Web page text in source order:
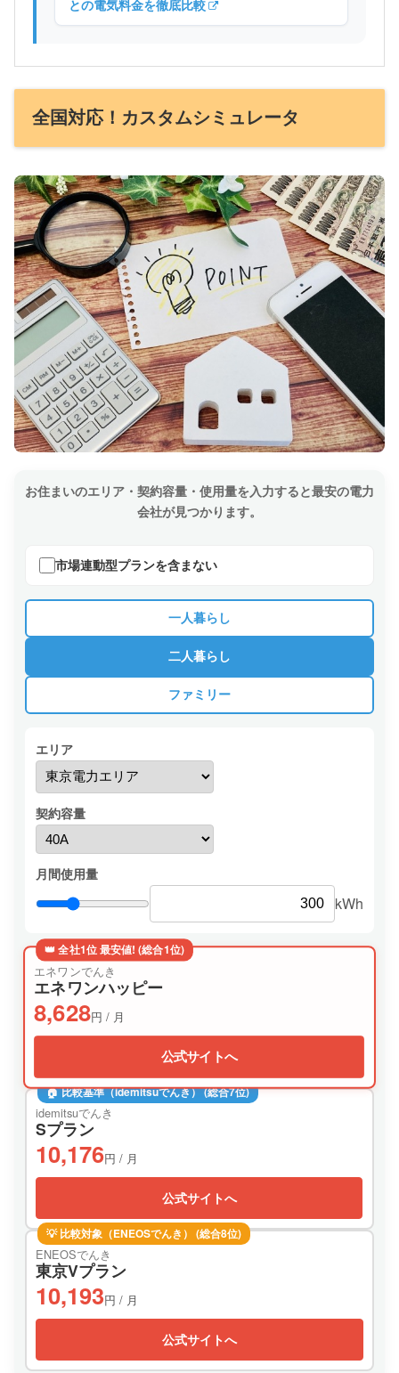
との電気料金を徹底比較
全国対応！カスタムシミュレータ
お住まいのエリア・契約容量・使用量を入力すると最安の電力
会社が見つかります。
市場連動型プランを含まない
一人暮らし
二人暮らし
ファミリー
エリア
契約容量
月間使用量
kWh
👑 全社1位 最安値! (総合1位)
エネワンでんき
エネワンハッピー
8,628円 / 月
公式サイトへ
🏠 比較基準（idemitsuでんき） (総合7位)
idemitsuでんき
Sプラン
10,176円 / 月
公式サイトへ
💡 比較対象（ENEOSでんき） (総合8位)
ENEOSでんき
東京Vプラン
10,193円 / 月
公式サイトへ